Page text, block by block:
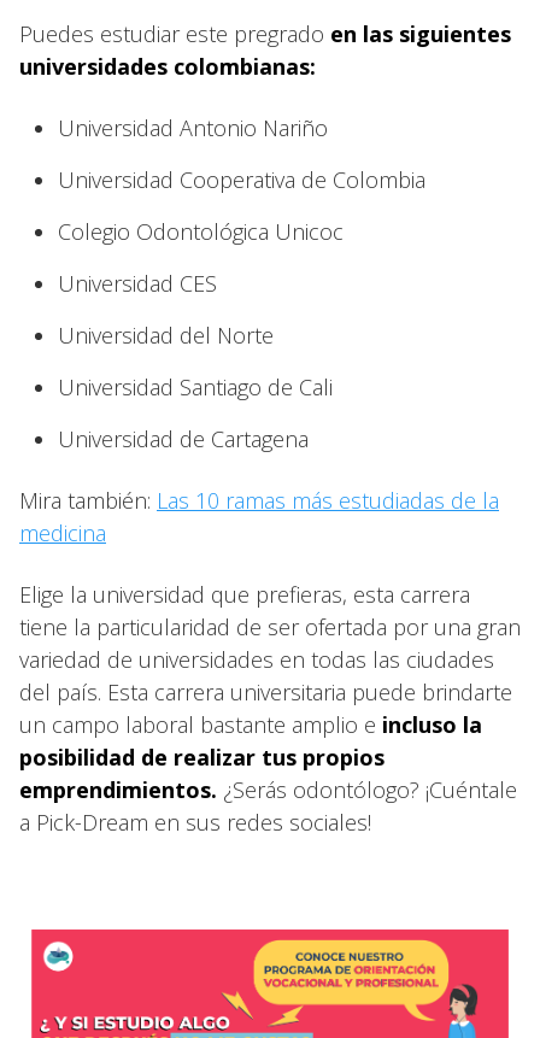
Puedes estudiar este pregrado en las siguientes
universidades colombianas:
Universidad Antonio Nariño
Universidad Cooperativa de Colombia
Colegio Odontológica Unicoc
Universidad CES
Universidad del Norte
Universidad Santiago de Cali
Universidad de Cartagena
Mira también: Las 10 ramas más estudiadas de la
medicina
Elige la universidad que prefieras, esta carrera
tiene la particularidad de ser ofertada por una gran
variedad de universidades en todas las ciudades
del país. Esta carrera universitaria puede brindarte
un campo laboral bastante amplio e incluso la
posibilidad de realizar tus propios
emprendimientos. ¿Serás odontólogo? ¡Cuéntale
a Pick-Dream en sus redes sociales!